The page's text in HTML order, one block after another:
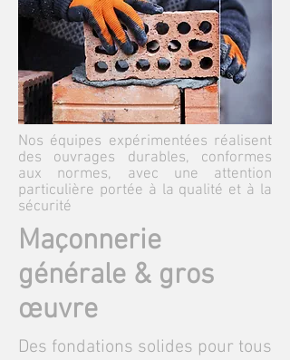
Nos équipes expérimentées réalisent
des ouvrages durables, conformes
aux normes, avec une attention
particulière portée à la qualité et à la
sécurité
Maçonnerie
générale & gros
œuvre
Des fondations solides pour tous